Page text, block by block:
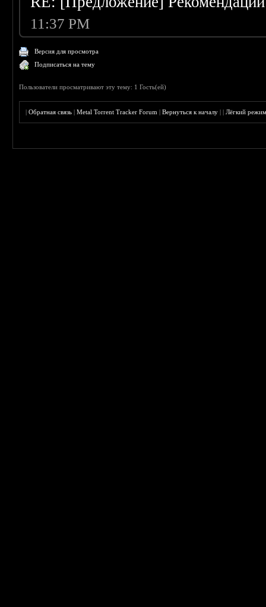
11:37 PM
Версия для просмотра
Подписаться на тему
Пользователи просматривают эту тему: 1 Гость(ей)
|Обратная связь |Metal Torrent Tracker Forum |Вернуться к началу ||Лёгкий